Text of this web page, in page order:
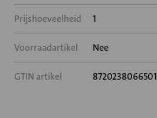
Prijshoeveelheid 1
Voorraadartikel Nee
GTIN artikel 8720238066501